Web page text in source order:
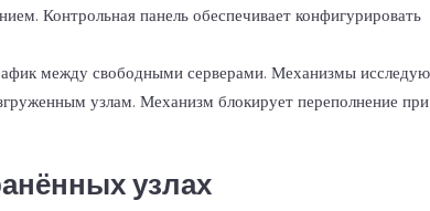
Контрольная панель обеспечивает конфигурировать
между свободными серверами. Механизмы
узлам. Механизм блокирует переполнение при
узлах